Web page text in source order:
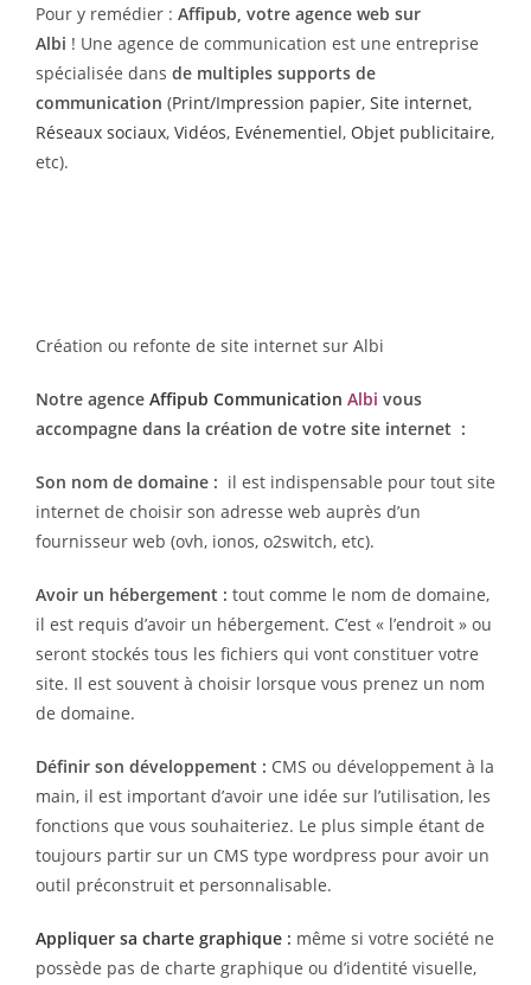
Pour y remédier : Affipub, votre agence web sur
Albi ! Une agence de communication est une entreprise
spécialisée dans de multiples supports de
communication (Print/Impression papier, Site internet,
Réseaux sociaux, Vidéos, Evénementiel, Objet publicitaire,
etc).
Création ou refonte de site internet sur Albi
Notre agence Affipub Communication Albi vous
accompagne dans la création de votre site internet :
Son nom de domaine : il est indispensable pour tout site
internet de choisir son adresse web auprès d’un
fournisseur web (ovh, ionos, o2switch, etc).
Avoir un hébergement : tout comme le nom de domaine,
il est requis d’avoir un hébergement. C’est « l’endroit » ou
seront stockés tous les fichiers qui vont constituer votre
site. Il est souvent à choisir lorsque vous prenez un nom
de domaine.
Définir son développement : CMS ou développement à la
main, il est important d’avoir une idée sur l’utilisation, les
fonctions que vous souhaiteriez. Le plus simple étant de
toujours partir sur un CMS type wordpress pour avoir un
outil préconstruit et personnalisable.
Appliquer sa charte graphique : même si votre société ne
possède pas de charte graphique ou d’identité visuelle,